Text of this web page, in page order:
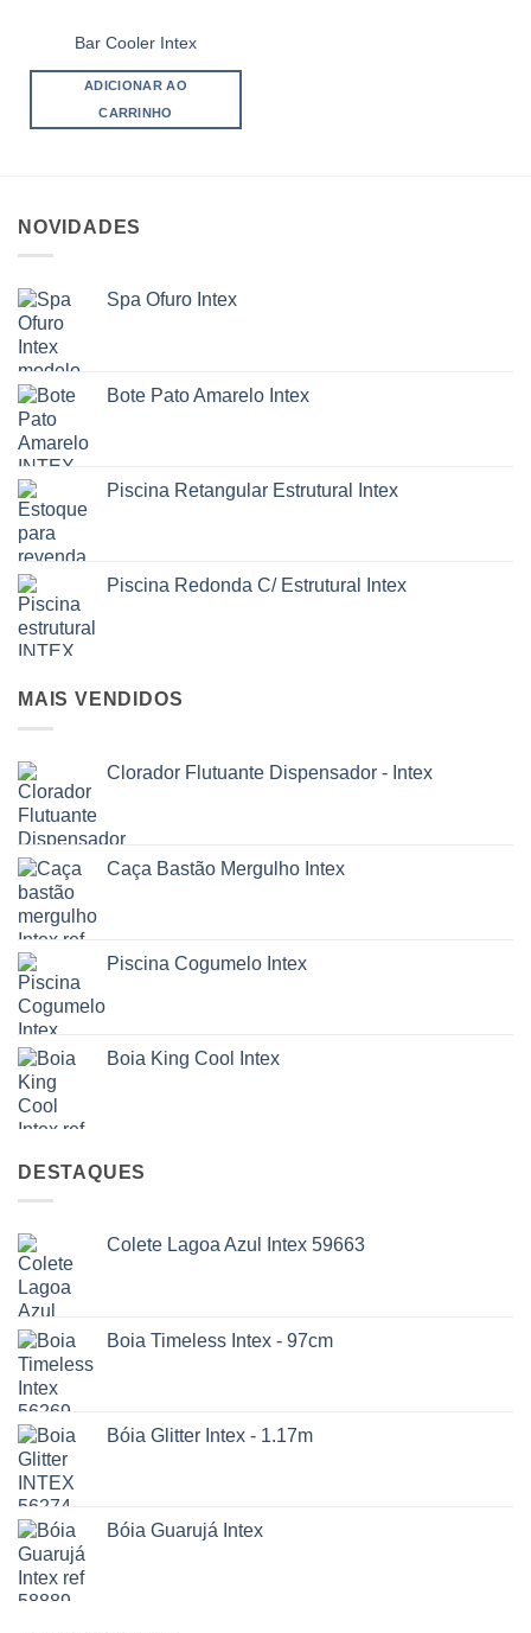
Bar Cooler Intex
ADICIONAR AO
CARRINHO
NOVIDADES
Spa Ofuro Intex
Bote Pato Amarelo Intex
Piscina Retangular Estrutural Intex
Piscina Redonda C/ Estrutural Intex
MAIS VENDIDOS
Clorador Flutuante Dispensador - Intex
Caça Bastão Mergulho Intex
Piscina Cogumelo Intex
Boia King Cool Intex
DESTAQUES
Colete Lagoa Azul Intex 59663
Boia Timeless Intex - 97cm
Bóia Glitter Intex - 1.17m
Bóia Guarujá Intex